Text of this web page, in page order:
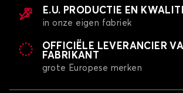
E.U. PRODUCTIE EN
in onze eigen fabriek
OFFICIËLE LEVERANCIER
FABRIKANT
grote Europese merken